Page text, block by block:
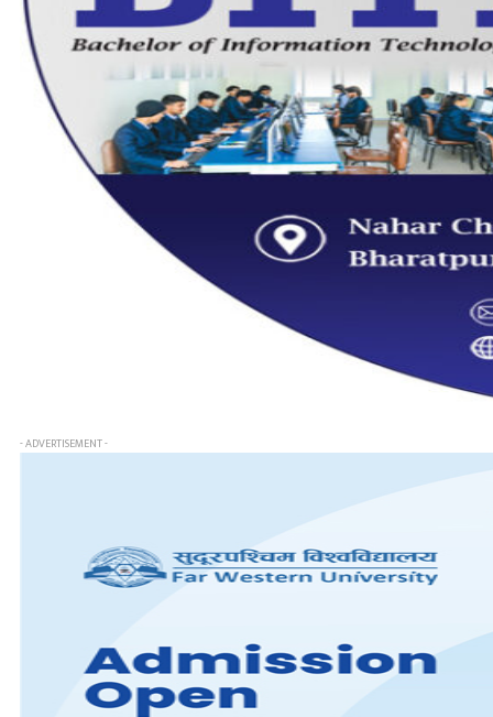
- ADVERTISEMENT -